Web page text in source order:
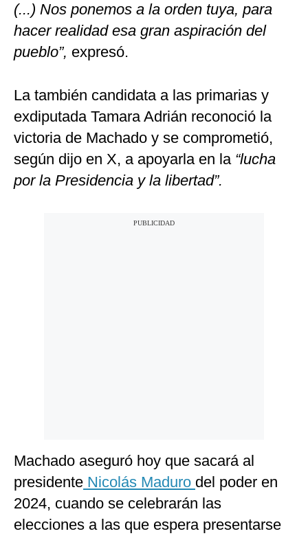
(...) Nos ponemos a la orden tuya, para
hacer realidad esa gran aspiración del
pueblo”, expresó.
La también candidata a las primarias y
exdiputada Tamara Adrián reconoció la
victoria de Machado y se comprometió,
según dijo en X, a apoyarla en la “lucha
por la Presidencia y la libertad”.
Machado aseguró hoy que sacará al
presidente Nicolás Maduro del poder en
2024, cuando se celebrarán las
elecciones a las que espera presentarse